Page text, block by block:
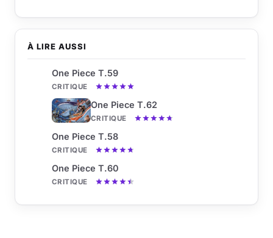
À LIRE AUSSI
One Piece T.59
CRITIQUE
One Piece T.62
CRITIQUE
One Piece T.58
CRITIQUE
One Piece T.60
CRITIQUE